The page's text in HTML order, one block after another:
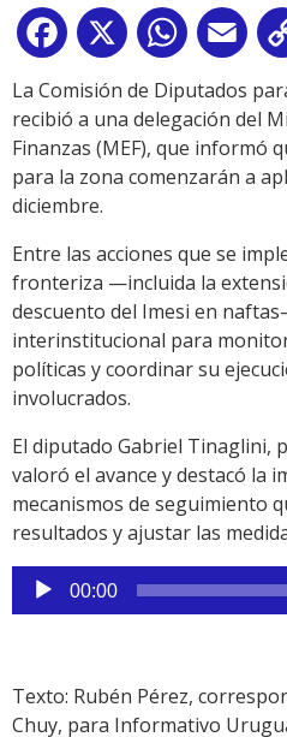
Facebook
X WhatsApp
La Comisión de Diputados
recibió a una delegación del
Finanzas (MEF), que informó
para la zona comenzarán a
diciembre.
Entre las acciones que se
fronteriza —incluida la
descuento del Imesi en
interinstitucional para
políticas y coordinar su
involucrados.
El diputado Gabriel Tinaglini,
valoró el avance y destacó la
mecanismos de seguimiento
resultados y ajustar las
Reproductor
de
00:00
Texto: Rubén Pérez,
Chuy, para Informativo